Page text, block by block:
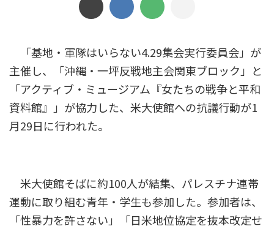
「基地・軍隊はいらない4.29集会実行委員会」が
主催し、「沖縄・一坪反戦地主会関東ブロック」と
「アクティブ・ミュージアム『女たちの戦争と平和
資料館』」が協力した、米大使館への抗議行動が1
月29日に行われた。
米大使館そばに約100人が結集、パレスチナ連帯
運動に取り組む青年・学生も参加した。参加者は、
「性暴力を許さない」「日米地位協定を抜本改定せ